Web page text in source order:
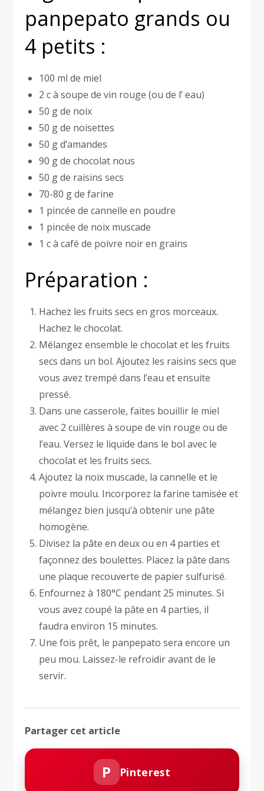
panpepato grands ou
4 petits :
100 ml de miel
2 c à soupe de vin rouge (ou de l’ eau)
50 g de noix
50 g de noisettes
50 g d’amandes
90 g de chocolat nous
50 g de raisins secs
70-80 g de farine
1 pincée de cannelle en poudre
1 pincée de noix muscade
1 c à café de poivre noir en grains
Préparation :
Hachez les fruits secs en gros morceaux.
Hachez le chocolat.
Mélangez ensemble le chocolat et les fruits
secs dans un bol. Ajoutez les raisins secs que
vous avez trempé dans l’eau et ensuite
pressé.
Dans une casserole, faites bouillir le miel
avec 2 cuillères à soupe de vin rouge ou de
l’eau. Versez le liquide dans le bol avec le
chocolat et les fruits secs.
Ajoutez la noix muscade, la cannelle et le
poivre moulu. Incorporez la farine tamisée et
mélangez bien jusqu’à obtenir une pâte
homogène.
Divisez la pâte en deux ou en 4 parties et
façonnez des boulettes. Placez la pâte dans
une plaque recouverte de papier sulfurisé.
Enfournez à 180°C pendant 25 minutes. Si
vous avez coupé la pâte en 4 parties, il
faudra environ 15 minutes.
Une fois prêt, le panpepato sera encore un
peu mou. Laissez-le refroidir avant de le
servir.
Partager cet article
P Pinterest